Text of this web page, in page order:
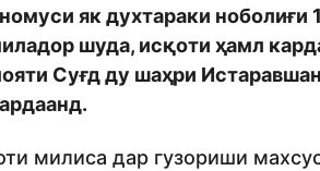
якдухтараки ноболиғи
шуда, исқоти ҳамл
Суғдду шаҳри
милиса дар гузориши